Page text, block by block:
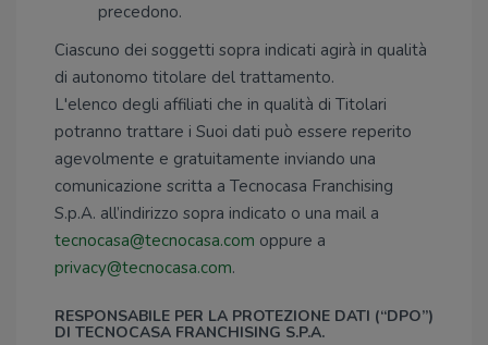
precedono.
Ciascuno dei soggetti sopra indicati agirà in qualità
di autonomo titolare del trattamento.
L'elenco degli affiliati che in qualità di Titolari
potranno trattare i Suoi dati può essere reperito
agevolmente e gratuitamente inviando una
comunicazione scritta a Tecnocasa Franchising
S.p.A. all’indirizzo sopra indicato o una mail a
tecnocasa@tecnocasa.com oppure a
privacy@tecnocasa.com.
RESPONSABILE PER LA PROTEZIONE DATI (“DPO”)
DI TECNOCASA FRANCHISING S.P.A.